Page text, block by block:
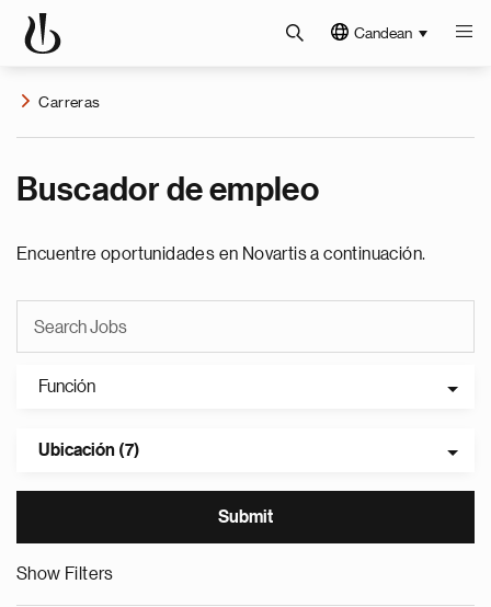
Candean
Carreras
Buscador de empleo
Encuentre oportunidades en Novartis a continuación.
Función
Ubicación (7)
Show Filters